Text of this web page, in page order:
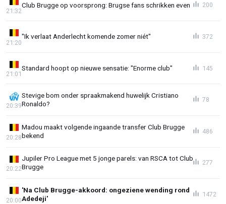
Club Brugge op voorsprong: Brugse fans schrikken even
21:32
200
"Ik verlaat Anderlecht komende zomer niét"
21:20
372
Standard hoopt op nieuwe sensatie: "Enorme club"
21:01
145
Stevige bom onder spraakmakend huwelijk Cristiano
Ronaldo?
20:39
78
Madou maakt volgende ingaande transfer Club Brugge
bekend
20:28
486
Jupiler Pro League met 5 jonge parels: van RSCA tot Club
Brugge
20:22
277
'Na Club Brugge-akkoord: ongeziene wending rond
Adedeji'
20:00
1472